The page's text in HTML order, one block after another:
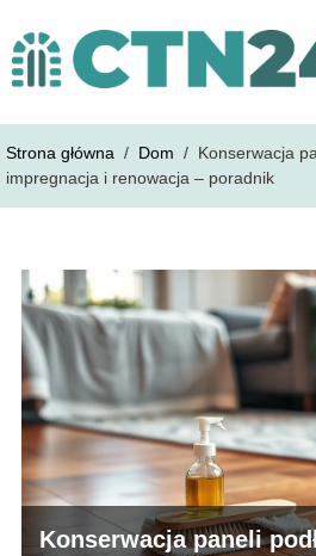
Strona główna / Dom / Konserwacja
impregnacja i renowacja – poradnik
Konserwacja paneli